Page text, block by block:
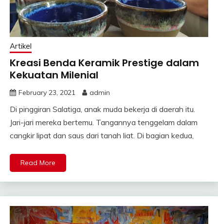
Artikel
Kreasi Benda Keramik Prestige dalam
Kekuatan Milenial
February 23, 2021 admin
Di pinggiran Salatiga, anak muda bekerja di daerah itu.
Jari-jari mereka bertemu. Tangannya tenggelam dalam
cangkir lipat dan saus dari tanah liat. Di bagian kedua,
Read More